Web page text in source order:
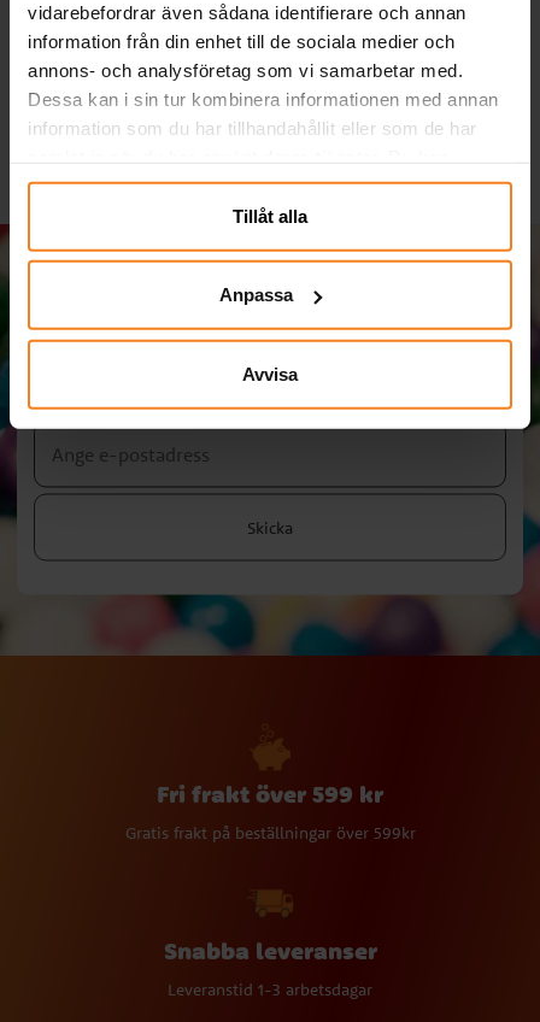
vidarebefordrar även sådana identifierare och annan
information från din enhet till de sociala medier och
annons- och analysföretag som vi samarbetar med.
Dessa kan i sin tur kombinera informationen med annan
information som du har tillhandahållit eller som de har
närsomhelst ändra ditt samtycke.
Tillåt alla
Anpassa
Avvisa
Du har sett 7 av 7 produkter
Massa kalas i din inkorg!
Prenumerera på vårt nyhetsbrev och ta del av roliga tips,
Skicka
Fri frakt över 599 kr
Gratis frakt på beställningar över 599kr
Snabba leveranser
Leveranstid 1-3 arbetsdagar